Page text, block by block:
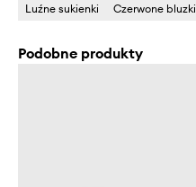
Luźne sukienki
Czerwone bluzki
Podobne produkty